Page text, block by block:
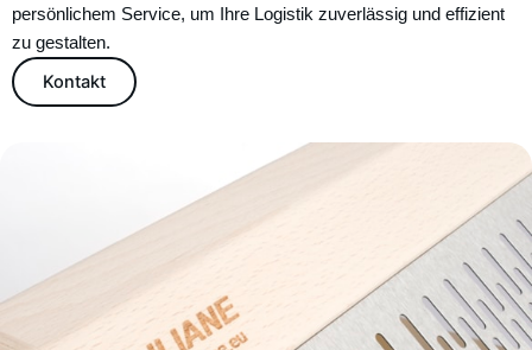
persönlichem Service, um Ihre Logistik zuverlässig und effizient
zu gestalten.
Kontakt